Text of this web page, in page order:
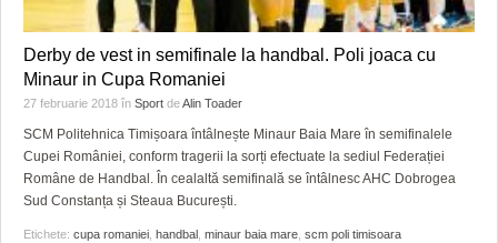
Derby de vest in semifinale la handbal. Poli joaca cu
Minaur in Cupa Romaniei
27 februarie 2018 în Sport deAlin Toader
SCM Politehnica Timișoara întâlnește Minaur Baia Mare în semifinalele
Cupei României, conform tragerii la sorți efectuate la sediul Federației
Române de Handbal. În cealaltă semifinală se întâlnesc AHC Dobrogea
Sud Constanța și Steaua București.
Etichete: cupa romaniei handbal minaur baia mare scm poli timisoara